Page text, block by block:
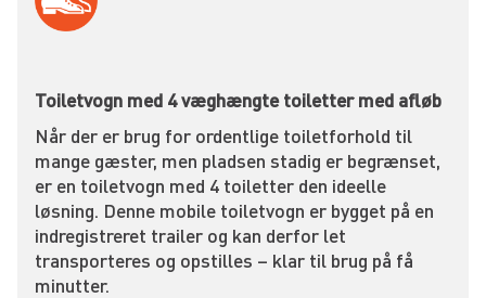
Toiletvogn med 4 væghængte toiletter med afløb
Når der er brug for ordentlige toiletforhold til
mange gæster, men pladsen stadig er begrænset,
er en toiletvogn med 4 toiletter den ideelle
løsning. Denne mobile toiletvogn er bygget på en
indregistreret trailer og kan derfor let
transporteres og opstilles – klar til brug på få
minutter.